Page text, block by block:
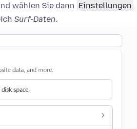
wählen Sie dann Einstellungen .
Surf-Daten.